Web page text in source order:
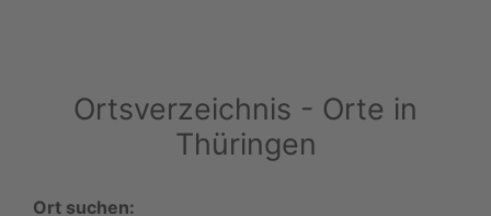
Ortsverzeichnis - Orte in
Thüringen
Ort suchen: